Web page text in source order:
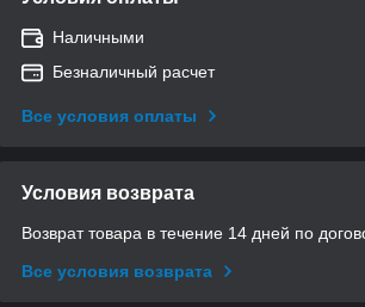
Наличными
Безналичный расчет
Все условия оплаты
Условия возврата
Возврат товара в течение 14 дней по
Все условия возврата